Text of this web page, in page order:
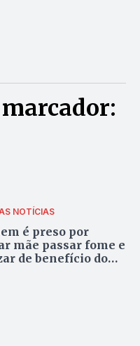
NOTÍCIAS
é preso por
mãe passar fome e
de benefício do